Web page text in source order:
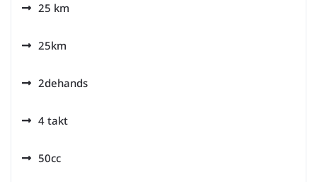
25 km
25km
2dehands
4 takt
50cc